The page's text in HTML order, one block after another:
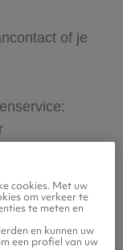
of je
voor
cookies. Met uw
om verkeer te
te meten en
en kunnen uw
een profiel van uw